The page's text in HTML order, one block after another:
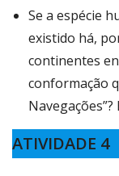
Se a espécie
existido há,
continentes
conformação
ATIVIDADE 4